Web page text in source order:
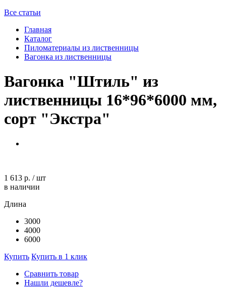
Все статьи
Главная
Каталог
Пиломатериалы из лиственницы
Вагонка из лиственницы
Вагонка "Штиль" из
лиственницы 16*96*6000 мм,
сорт "Экстра"
1 613 р. /шт
в наличии
Длина
3000
4000
6000
Купить Купить в 1 клик
Сравнить товар
Нашли дешевле?